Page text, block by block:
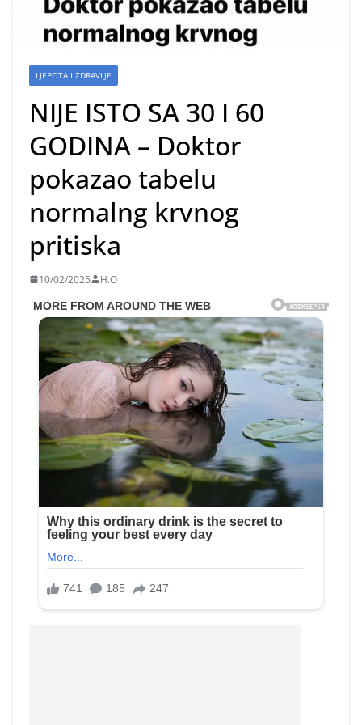
LJEPOTA I ZDRAVLJE
NIJE ISTO SA 30 I 60
GODINA – Doktor
pokazao tabelu
normalng krvnog
pritiska
10/02/2025 H.O